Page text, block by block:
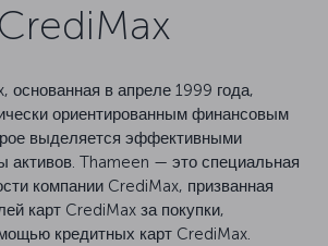
CrediMax
основанная в апреле 1999 года,
ориентированным финансовым
выделяется эффективными
активов. Thameen — это специальная
компании CrediMax, призванная
карт CrediMax за покупки,
кредитных карт CrediMax.